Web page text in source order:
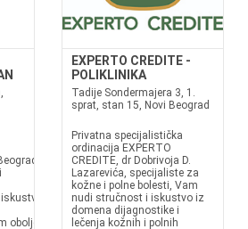
se dijagnostikom
oboljenja
EXPERTO CREDITE -
POLIKLINIKA
Tadije Sondermajera 3, 1.
sprat, stan 15, Novi Beograd
Privatna specijalistička
ordinacija EXPERTO
CREDITE, dr Dobrivoja D.
Lazarevića, specijaliste za
kožne i polne bolesti, Vam
nudi stručnost i iskustvo iz
domena dijagnostike i
lečenja kožnih i polnih